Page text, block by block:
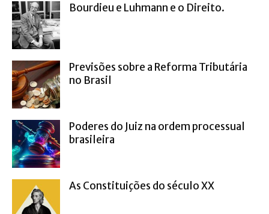
Bourdieu e Luhmann e o Direito.
Previsões sobre a Reforma Tributária
no Brasil
Poderes do Juiz na ordem processual
brasileira
As Constituições do século XX